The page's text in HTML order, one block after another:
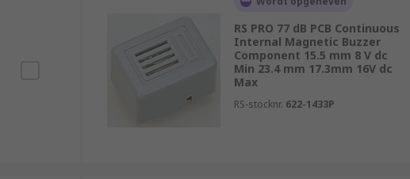
RS PRO 77 dB PCB Continuous
Internal Magnetic Buzzer
Component 15.5 mm 8 V dc
Min 23.4 mm 17.3mm 16V dc
Max
RS-stocknr. 622-1433P